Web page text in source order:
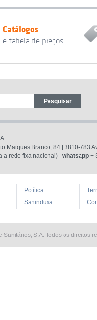
Catálogos
e tabela de preços
Marques Branco, 84 | 3810-783
a rede fixa nacional) whatsapp +
Política
Sanindusa
S.A. Todos os direitos